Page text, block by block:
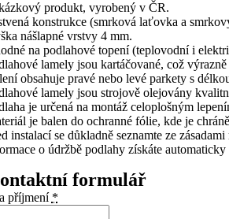
produkt, vyrobený v ČR.
konstrukce (smrková laťovka a
nášlapné vrstvy 4 mm.
na podlahové topení (teplovodní i
lamely jsou kartáčované, což
obsahuje pravé nebo levé parkety s
lamely jsou strojově olejovány
je určená na montáž celoplošným
je balen do ochranné fólie, kde je
instalací se důkladně seznamte ze
o údržbě podlahy získáte
formulář
příjmení *